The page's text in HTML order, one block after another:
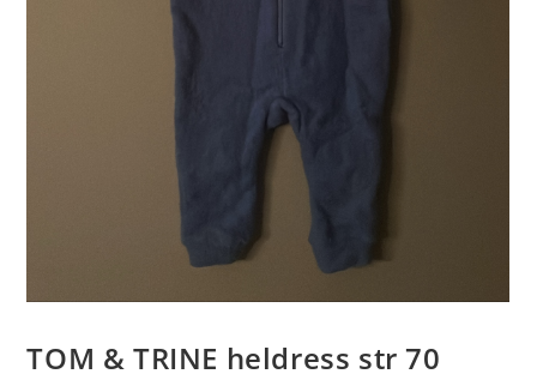
TOM & TRINE heldress str 70